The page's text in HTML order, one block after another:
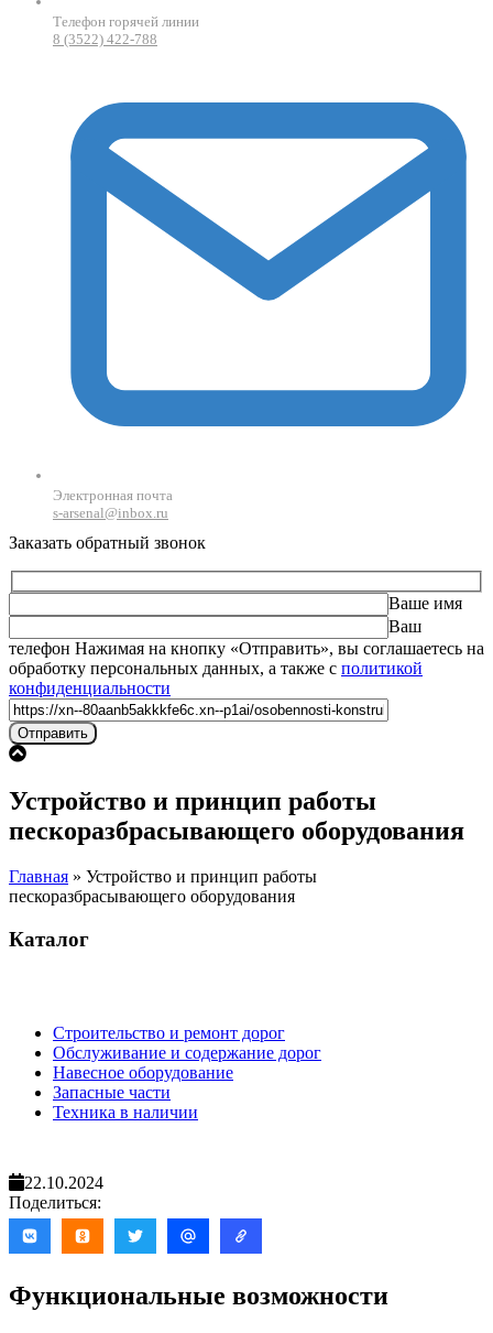
Телефон горячей линии
8 (3522) 422-788
Электронная почта
s-arsenal@inbox.ru
Заказать обратный звонок
Ваше имя
Ваш
телефон Оставьте это поле пустым.
Нажимая на кнопку «Отправить», вы соглашаетесь на
обработку персональных данных, а также с политикой
конфиденциальности
Устройство и принцип работы
пескоразбрасывающего оборудования
Главная » Устройство и принцип работы
пескоразбрасывающего оборудования
Каталог
Строительство и ремонт дорог
Обслуживание и содержание дорог
Навесное оборудование
Запасные части
Техника в наличии
22.10.2024
Поделиться:
Функциональные возможности